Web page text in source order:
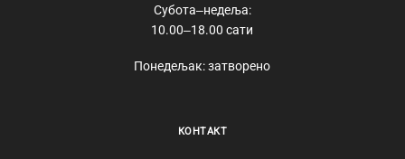
Субота‒недеља:
10.00‒18.00 сати
Понедељак: затворено
КОНТАКТ